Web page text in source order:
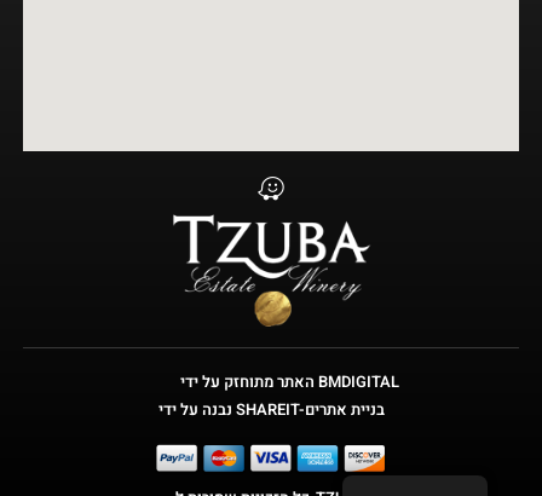
האתר מתוחזק על ידי BMDIGITAL
נבנה על ידי SHAREIT-בניית אתרים